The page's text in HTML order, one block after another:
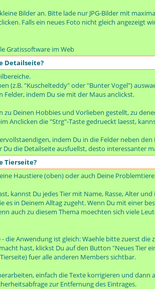
Bilder an. Bitte lade nur JPG-Bilder mit
Falls ein neues Foto nicht gleich angezeigt
Gratissoftware im Web
Detailseite?
(z.B. "Kuschelteddy" oder "Bunter Vogel")
Felder, indem Du sie mit der Maus anclickst.
zu Deinen Hobbies und Vorlieben gestellt, zu
Anclicken die "Strg"-Taste gedrueckt laesst,
indem Du in die Felder neben
Du die Detailseite ausfuellst, desto
Tierseite?
Haustiere (oben) oder auch Deine
kannst Du jedes Tier mit Name, Rasse, Alter
es in Deinem Alltag zugeht. Wenn Du mit einer
auch zu diesem Thema moechten sich viele
die Anwendung ist gleich: Waehle bitte zuerst
hast, klickst Du auf den Button "Neues Tier
fuer alle anderen Members sichtbar.
einfach die Texte korrigieren und
zur Entfernung des Eintrages.